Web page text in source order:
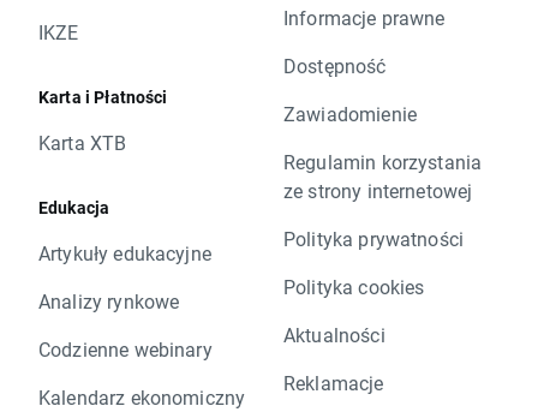
IKZE
Karta i Płatności
Karta XTB
Edukacja
Artykuły edukacyjne
Analizy rynkowe
Codzienne webinary
Kalendarz ekonomiczny
Informacje prawne
Dostępność
Zawiadomienie
Regulamin korzystania
ze strony internetowej
Polityka prywatności
Polityka cookies
Aktualności
Reklamacje